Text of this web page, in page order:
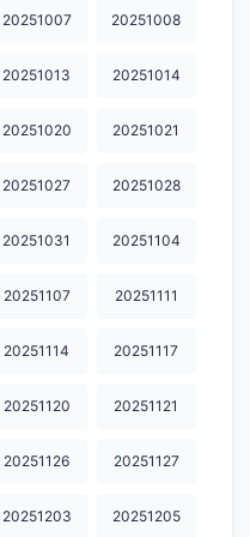
20260612 20260615
20260619 20260622
20260629 20260630
20260806 20260807
20251007 20251008
20251013 20251014
20251020 20251021
20251027 20251028
20251031 20251104
20251107 20251111
20251114 20251117
20251120 20251121
20251126 20251127
20251203 20251205